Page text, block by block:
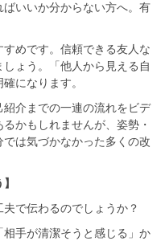
いいか分からない方へ。有
めです。信頼できる友人な
ょう。「他人から見える自
になります。
介までの一連の流れをビデ
かもしれませんが、姿勢・
は気づかなかった多くの改
で伝わるのでしょうか？
相手が清潔そうと感じる」か